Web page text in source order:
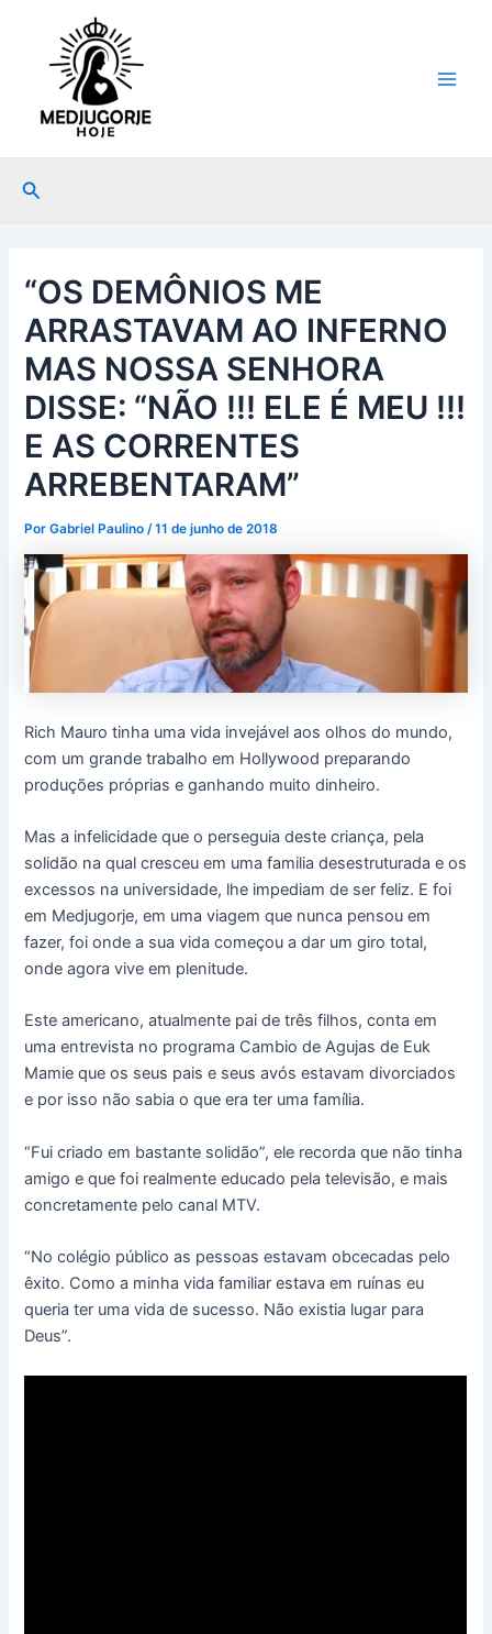
conteúdo
Pesquisar
“OS DEMÔNIOS ME
ARRASTAVAM AO INFERNO
MAS NOSSA SENHORA
DISSE: “NÃO !!! ELE É MEU !!!
E AS CORRENTES
ARREBENTARAM”
PorGabriel Paulino/11 de junho de 2018
Rich Mauro tinha uma vida invejável aos olhos do mundo,
com um grande trabalho em Hollywood preparando
produções próprias e ganhando muito dinheiro.
Mas a infelicidade que o perseguia deste criança, pela
solidão na qual cresceu em uma familia desestruturada e os
excessos na universidade, lhe impediam de ser feliz. E foi
em Medjugorje, em uma viagem que nunca pensou em
fazer, foi onde a sua vida começou a dar um giro total,
onde agora vive em plenitude.
Este americano, atualmente pai de três filhos, conta em
uma entrevista no programa Cambio de Agujas de Euk
Mamie que os seus pais e seus avós estavam divorciados
e por isso não sabia o que era ter uma família.
“Fui criado em bastante solidão”, ele recorda que não tinha
amigo e que foi realmente educado pela televisão, e mais
concretamente pelo canal MTV.
“No colégio público as pessoas estavam obcecadas pelo
êxito. Como a minha vida familiar estava em ruínas eu
queria ter uma vida de sucesso. Não existia lugar para
Deus”.
navigation